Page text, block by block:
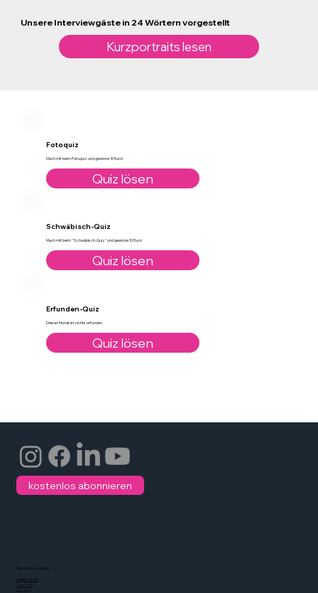
Unsere Interviewgäste in 24 Wörtern vorgestellt
Kurzportraits lesen
Fotoquiz
Mach mit beim Fotoquiz und gewinne 10 Euro!
Quiz lösen
Schwäbisch-Quiz
Mach mit beim "Schwäbisch-Quiz" und gewinne 10 Euro!
Quiz lösen
Erfunden-Quiz
Diesen Monat ist nichts erfunden.
Quiz lösen
kostenlos abonnieren
Neueste Ausgaben
August 2026
Juni 2026
Mai 2026